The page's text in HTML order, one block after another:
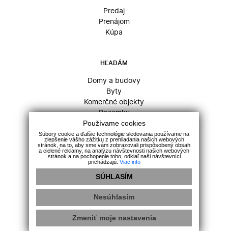
Predaj
Prenájom
Kúpa
HĽADÁM
Domy a budovy
Byty
Komerčné objekty
Pozemky
INFO
Kontakt
Makléri
Napíšte nám
webdesign| webex.digital
Používame cookies
Súbory cookie a ďalšie technológie sledovania používame na
zlepšenie vášho zážitku z prehliadania našich webových
stránok, na to, aby sme vám zobrazovali prispôsobený obsah
a cielené reklamy, na analýzu návštevnosti našich webových
stránok a na pochopenie toho, odkiaľ naši návštevníci
prichádzajú. Viac info
SÚHLASÍM
Nesúhlasím
Zmeniť moje nastavenia